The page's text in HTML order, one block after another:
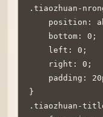
.tiaozhuan-
position:
    bottom: 0;
    left: 0;
    right: 0;
padding:
}
.tiaozhuan-